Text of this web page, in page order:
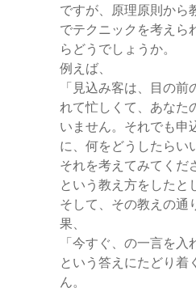
ですが、原理原則から
でテクニックを考えら
らどうでしょうか。
例えば、
「見込み客は、目の
れて忙しくて、あなた
いません。それでも申
に、何をどうしたらい
それを考えてみてくだ
という教え方をしたと
そして、その教えの通
果、
「今すぐ、の一言を入
という答えにたどり着
ん。